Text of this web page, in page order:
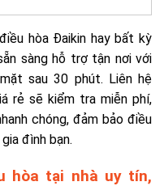
hòa Đaikin hay bất kỳ
sàng hỗ trợ tận nơi với
sau 30 phút. Liên hệ
rẻ sẽ kiểm tra miễn phí,
chóng, đảm bảo điều
đình bạn.
hòa tại nhà uy tín,